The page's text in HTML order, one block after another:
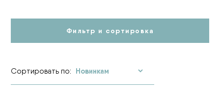
Фильтр и сортировка
Сортировать по: